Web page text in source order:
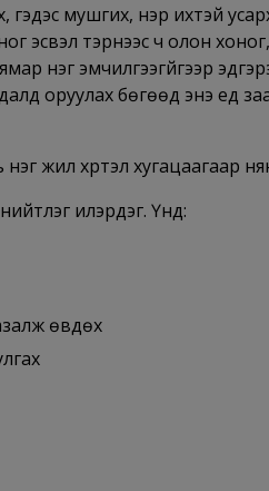
мушгих, үнэр ихтэй
эсвэл тэрнээс ч олон
ямар нэг эмчилгээгүйгээр
оруулах бөгөөд энэ үед
нэг жил хүртэл хугацаагаар
илэрдэг. Үүнд:
өвдөх